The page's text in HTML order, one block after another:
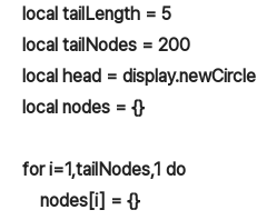
local tailLength = 5
local tailNodes = 200
local head =
local nodes = {}
for i=1,tailNodes,1 do
nodes[i] = {}